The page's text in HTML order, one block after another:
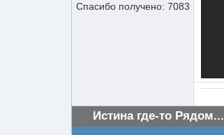
Спасибо получено: 7083
Истина где-то Рядом...